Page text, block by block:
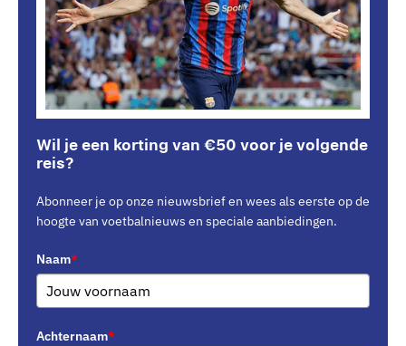
Wil je een korting van €50 voor je volgende
reis?
Abonneer je op onze nieuwsbrief en wees als eerste op de
hoogte van voetbalnieuws en speciale aanbiedingen.
Naam*
Achternaam*